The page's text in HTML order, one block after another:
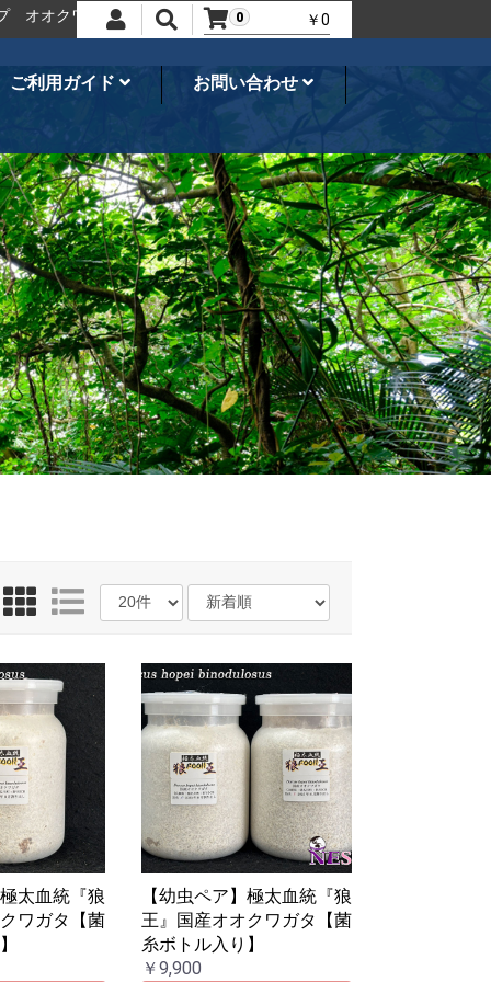
ワガタ、カブトムシ・飼育用品のことならネシア
0 ￥0
ご利用ガイド お問い合わせ
太血統『狼
ワガタ【菌
【幼虫ペア】極太血統『狼
王』国産オオクワガタ【菌
糸ボトル入り】
￥9,900